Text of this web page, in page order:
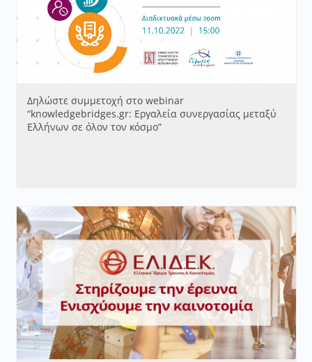
Δηλώστε συμμετοχή στο webinar
“knowledgebridges.gr: Εργαλεία συνεργασίας μεταξύ
Ελλήνων σε όλον τον κόσμο”